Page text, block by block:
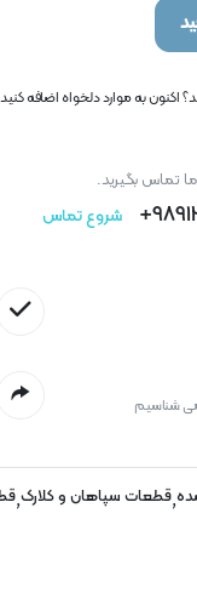
اکنون به موارد دلخواه اضافه
تماس بگیرید.
شروع تماس
شناسیم
,قطعات سپاهان و کلارک,